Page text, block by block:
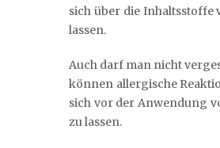
sich über die
lassen.
Auch darf man nicht
können allergische
sich vor der Anwendung
zu lassen.